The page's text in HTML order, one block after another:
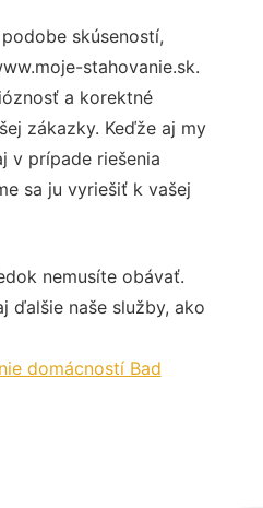
skúseností,
stahovanie.sk.
a korektné
zákazky. Keďže aj my
v prípade riešenia
sa ju vyriešiť k vašej
nemusíte obávať.
ďalšie naše služby, ako
domácností Bad